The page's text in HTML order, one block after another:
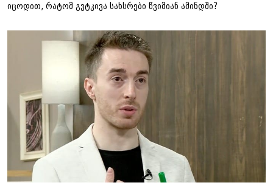
იცოდით, რატომ გვტკივა სახსრები წვიმიან ამინდში?